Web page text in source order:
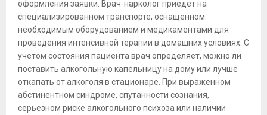
оформления заявки. Врач-нарколог приедет на
специализированном транспорте, оснащенном
необходимым оборудованием и медикаментами для
проведения интенсивной терапии в домашних условиях. С
учетом состояния пациента врач определяет, можно ли
поставить алкогольную капельницу на дому или лучше
откапать от алкоголя в стационаре. При выраженном
абстинентном синдроме, спутанности сознания,
серьезном риске алкогольного психоза или наличии